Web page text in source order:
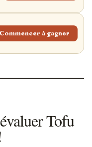
Commencer à gagner
Tofu